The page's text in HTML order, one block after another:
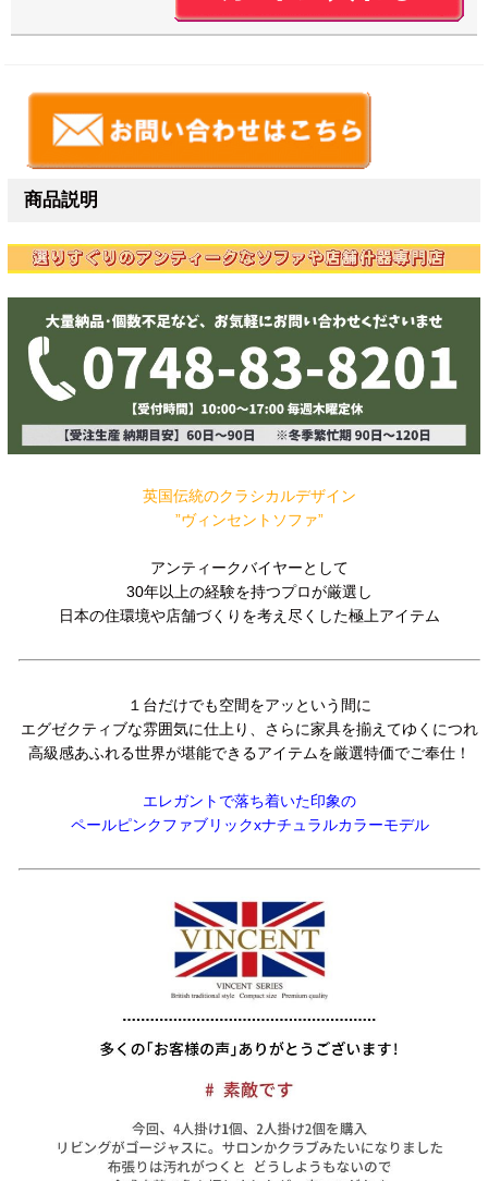
商品説明
英国伝統のクラシカルデザイン
”ヴィンセントソファ”
アンティークバイヤーとして
30年以上の経験を持つプロが厳選し
日本の住環境や店舗づくりを考え尽くした極上アイテム
１台だけでも空間をアッという間に
エグゼクティブな雰囲気に仕上り、さらに家具を揃えてゆくにつれ
高級感あふれる世界が堪能できるアイテムを厳選特価でご奉仕！
エレガントで落ち着いた印象の
ペールピンクファブリックxナチュラルカラーモデル